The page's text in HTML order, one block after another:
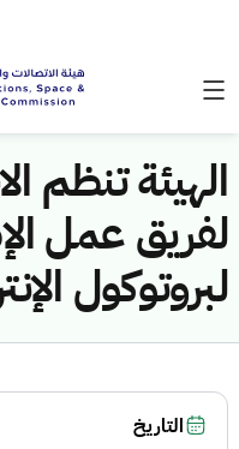
الهيئة تنظم
لفريق عمل
لبروتوكول
التاريخ